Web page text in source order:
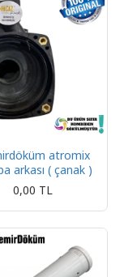
atromix
arkası ( çanak )
0,00 TL